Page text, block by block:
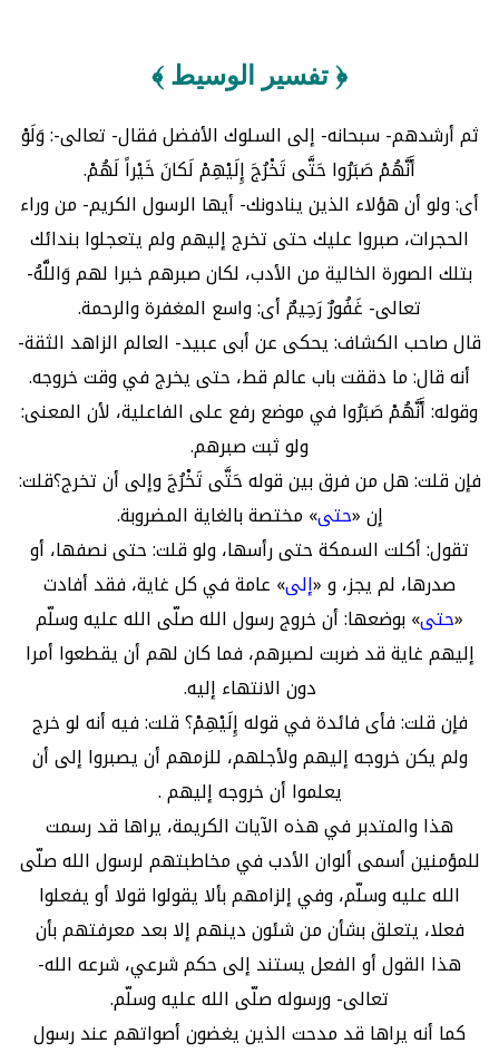
﴿ تفسير الوسيط ﴾
ثم أرشدهم- سبحانه- إلى السلوك الأفضل فقال- تعالى-: وَلَوْ
أَنَّهُمْ صَبَرُوا حَتَّى تَخْرُجَ إِلَيْهِمْ لَكانَ خَيْراً لَهُمْ.
أى: ولو أن هؤلاء الذين ينادونك- أيها الرسول الكريم- من وراء
الحجرات، صبروا عليك حتى تخرج إليهم ولم يتعجلوا بندائك
بتلك الصورة الخالية من الأدب، لكان صبرهم خبرا لهم وَاللَّهُ-
تعالى- غَفُورٌ رَحِيمٌ أى: واسع المغفرة والرحمة.
قال صاحب الكشاف: يحكى عن أبى عبيد- العالم الزاهد الثقة-
أنه قال: ما دققت باب عالم قط، حتى يخرج في وقت خروجه.
وقوله: أَنَّهُمْ صَبَرُوا في موضع رفع على الفاعلية، لأن المعنى:
ولو ثبت صبرهم.
فإن قلت: هل من فرق بين قوله حَتَّى تَخْرُجَ وإلى أن تخرج؟قلت:
إن «حتى» مختصة بالغاية المضروبة.
تقول: أكلت السمكة حتى رأسها، ولو قلت: حتى نصفها، أو
صدرها، لم يجز، و «إلى» عامة في كل غاية، فقد أفادت
«حتى» بوضعها: أن خروج رسول الله صلّى الله عليه وسلّم
إليهم غاية قد ضربت لصبرهم، فما كان لهم أن يقطعوا أمرا
دون الانتهاء إليه.
فإن قلت: فأى فائدة في قوله إِلَيْهِمْ؟ قلت: فيه أنه لو خرج
ولم يكن خروجه إليهم ولأجلهم، للزمهم أن يصبروا إلى أن
يعلموا أن خروجه إليهم .
هذا والمتدبر في هذه الآيات الكريمة، يراها قد رسمت
للمؤمنين أسمى ألوان الأدب في مخاطبتهم لرسول الله صلّى
الله عليه وسلّم، وفي إلزامهم بألا يقولوا قولا أو يفعلوا
فعلا، يتعلق بشأن من شئون دينهم إلا بعد معرفتهم بأن
هذا القول أو الفعل يستند إلى حكم شرعي، شرعه الله-
تعالى- ورسوله صلّى الله عليه وسلّم.
كما أنه يراها قد مدحت الذين يغضون أصواتهم عند رسول